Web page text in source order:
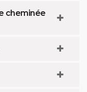
cheminée